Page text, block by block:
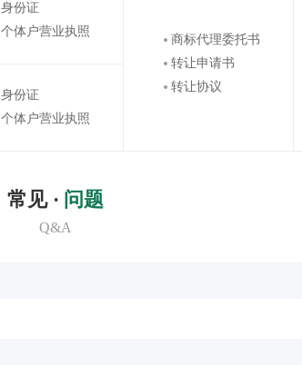
身份证
个体户营业执照
商标代理委托书
转让申请书
转让协议
身份证
个体户营业执照
常见 · 问题
Q&A